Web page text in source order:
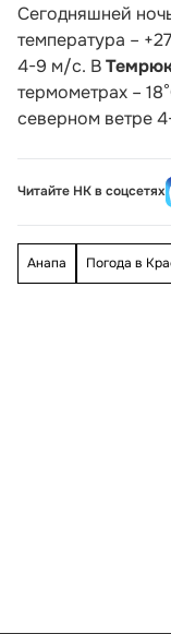
Сегодняшней
температура –
4-9 м/с. В
термометрах –
северном ветре
Читайте НК в соцсетях
Анапа Погода в